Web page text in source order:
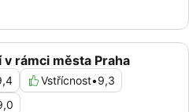
rámci města Praha
Vstřícnost•9,3